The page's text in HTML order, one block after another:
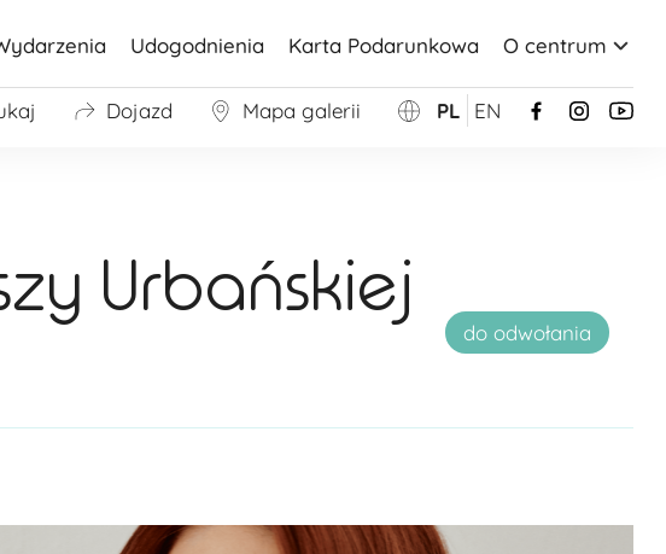
Udogodnienia Karta Podarunkowa O centrum
Dojazd Mapa galerii PL EN
Urbańskiej
do odwołania